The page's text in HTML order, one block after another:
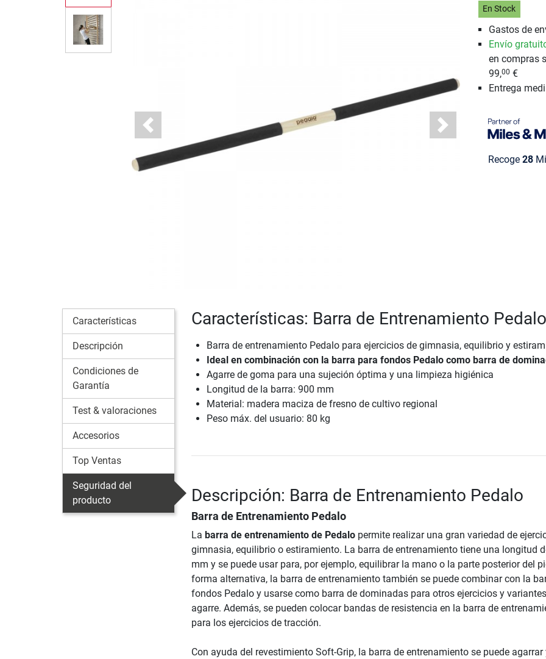
Previous Next
En Stock
Gastos de
Envío
en compras
99,00 €
Entrega
Recoge 28
Características
Descripción
Condiciones de
Garantía
Test & valoraciones
Accesorios
Top Ventas
Seguridad del
producto
Características: Barra de Entrenamiento Pedalo
Barra de entrenamiento Pedalo para ejercicios de gimnasia, equilibrio y
Ideal en combinación con la barra para fondos Pedalo como barra de
Agarre de goma para una sujeción óptima y una limpieza higiénica
Longitud de la barra: 900 mm
Material: madera maciza de fresno de cultivo regional
Peso máx. del usuario: 80 kg
Descripción: Barra de Entrenamiento Pedalo
Barra de Entrenamiento Pedalo
La barra de entrenamiento de Pedalopermite realizar una gran variedad de
gimnasia, equilibrio o estiramiento. La barra de entrenamiento tiene una longitud
mm y se puede usar para, por ejemplo, equilibrar la mano o la parte posterior del
forma alternativa, la barra de entrenamiento también se puede combinar con la
fondos Pedalo y usarse como barra de dominadas para otros ejercicios y
agarre. Además, se pueden colocar bandas de resistencia en la barra de
para los ejercicios de tracción.
Con ayuda del revestimiento Soft-Grip, la barra de entrenamiento se puede agarrar